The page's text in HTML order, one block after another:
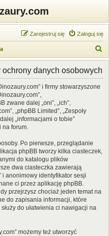
Zaloguj się
Zarejestruj się
z
danych osobowych
i firmy stowarzyszone
zwane dalej „oni”, „ich”,
„phpBB Limited”, „Zespoły
„informacjami o tobie”
na forum.
Po pierwsze, przeglądanie
phpBB tworzy kilka ciasteczek,
do katalogu plików
dwa ciasteczka zawierają
i anonimowy identyfikator sesji
ci przez aplikację phpBB.
przejrzysz chociaż jeden temat na
do zapisania informacji, które
do ułatwienia ci nawigacji na
możemy też utworzyć